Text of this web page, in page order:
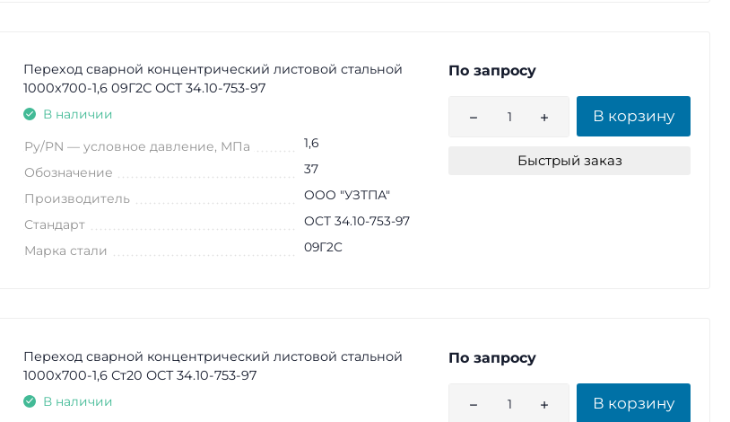
Переход сварной концентрический листовой стальной
1000х700-1,6 09Г2С ОСТ 34.10-753-97
В наличии
Ру/PN — условное давление, МПа 1,6
Обозначение 37
Производитель ООО "УЗТПА"
Стандарт ОСТ 34.10-753-97
Марка стали 09Г2С
По запросу
В корзину
Быстрый заказ
Переход сварной концентрический листовой стальной
1000х700-1,6 Ст20 ОСТ 34.10-753-97
В наличии
По запросу
В корзину